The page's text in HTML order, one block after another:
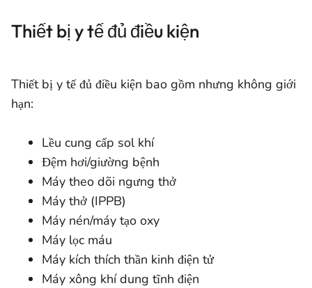
Thiết bị y tế đủ điều kiện
Thiết bị y tế đủ điều kiện bao gồm nhưng không giới
hạn:
Lều cung cấp sol khí
Đệm hơi/giường bệnh
Máy theo dõi ngưng thở
Máy thở (IPPB)
Máy nén/máy tạo oxy
Máy lọc máu
Máy kích thích thần kinh điện tử
Máy xông khí dung tĩnh điện